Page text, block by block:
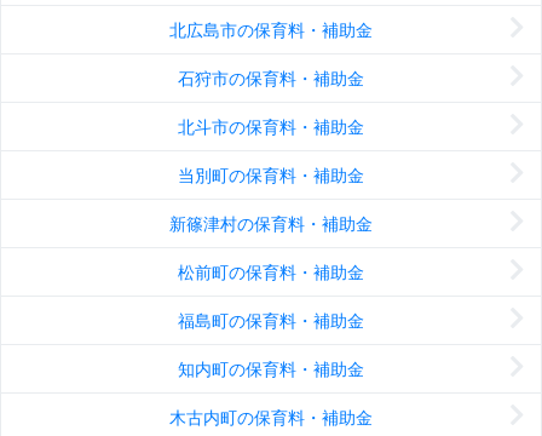
北広島市の保育料・補助金
石狩市の保育料・補助金
北斗市の保育料・補助金
当別町の保育料・補助金
新篠津村の保育料・補助金
松前町の保育料・補助金
福島町の保育料・補助金
知内町の保育料・補助金
木古内町の保育料・補助金